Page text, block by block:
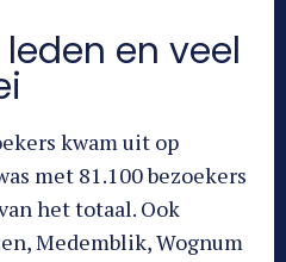
en veel
kwam uit op
met 81.100 bezoekers
het totaal. Ook
Medemblik, Wognum